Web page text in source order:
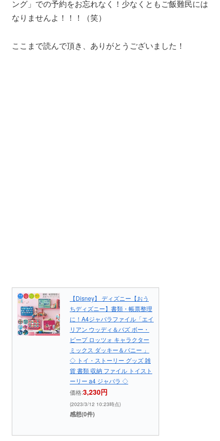
ング」での予約をお忘れなく！少なくともご飯難民には
なりませんよ！！！（笑）
ここまで読んで頂き、ありがとうございました！
【Disney】 ディズニー【おう
ちディズニー】書類・帳票整理
に！A4ジャバラファイル「エイ
リアン ウッディ＆バズ ボー・
ピープ ロッツォ キャラクター
ミックス ダッキー＆バニー 」
◇ トイ・ストーリー グッズ 雑
貨 書類 収納 ファイル トイスト
ーリー a4 ジャバラ ◇
価格:3,230円
(2023/3/12 10:23時点)
感想(0件)